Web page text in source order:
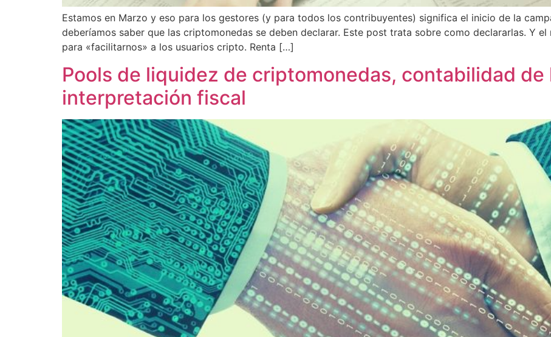
Estamos en Marzo y eso para los gestores (y para todos los contribuyentes) significa el inicio de la
deberíamos saber que las criptomonedas se deben declarar. Este post trata sobre como declararlas. Y
para «facilitarnos» a los usuarios cripto. Renta […]
Pools de liquidez de criptomonedas, contabilidad de
interpretación fiscal